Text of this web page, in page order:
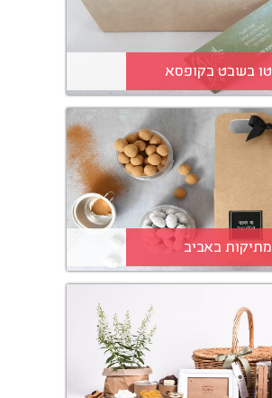
טו בשבט בקופסא
מתיקות באביב